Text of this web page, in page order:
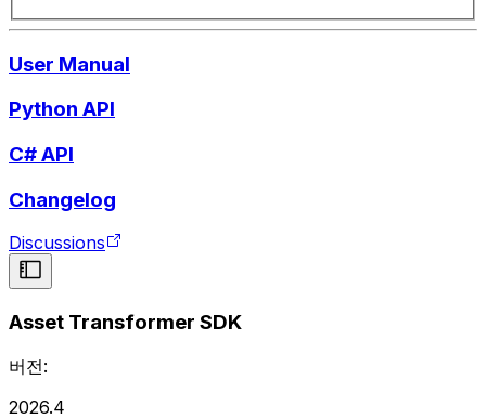
User Manual
Python API
C# API
Changelog
Discussions
Asset Transformer SDK
버전:
2026.4